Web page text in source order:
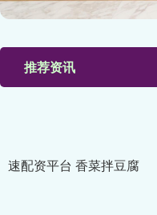
推荐资讯
速配资平台 香菜拌豆腐